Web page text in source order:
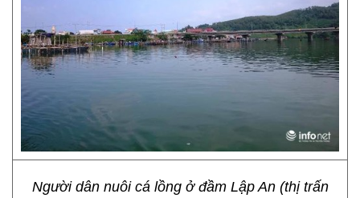
Người dân nuôi cá lồng ở đầm Lập An (thị trấn